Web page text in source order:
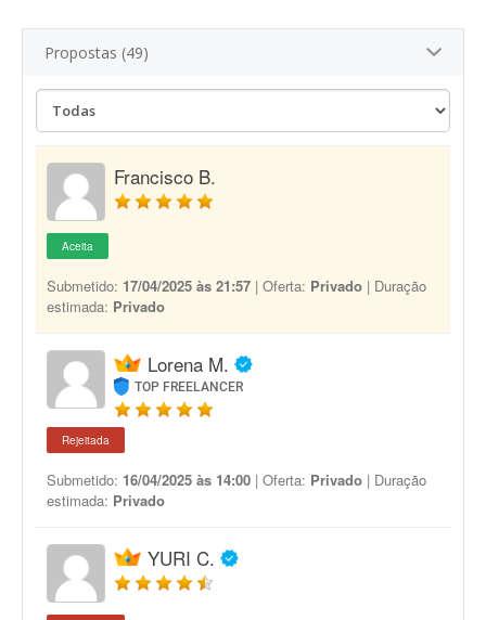
Propostas (49)
Francisco B.
Aceita
Submetido: 17/04/2025 às 21:57 | Oferta: Privado | Duração
estimada: Privado
Lorena M.
TOP FREELANCER
Rejeitada
Submetido: 16/04/2025 às 14:00 | Oferta: Privado | Duração
estimada: Privado
YURI C.